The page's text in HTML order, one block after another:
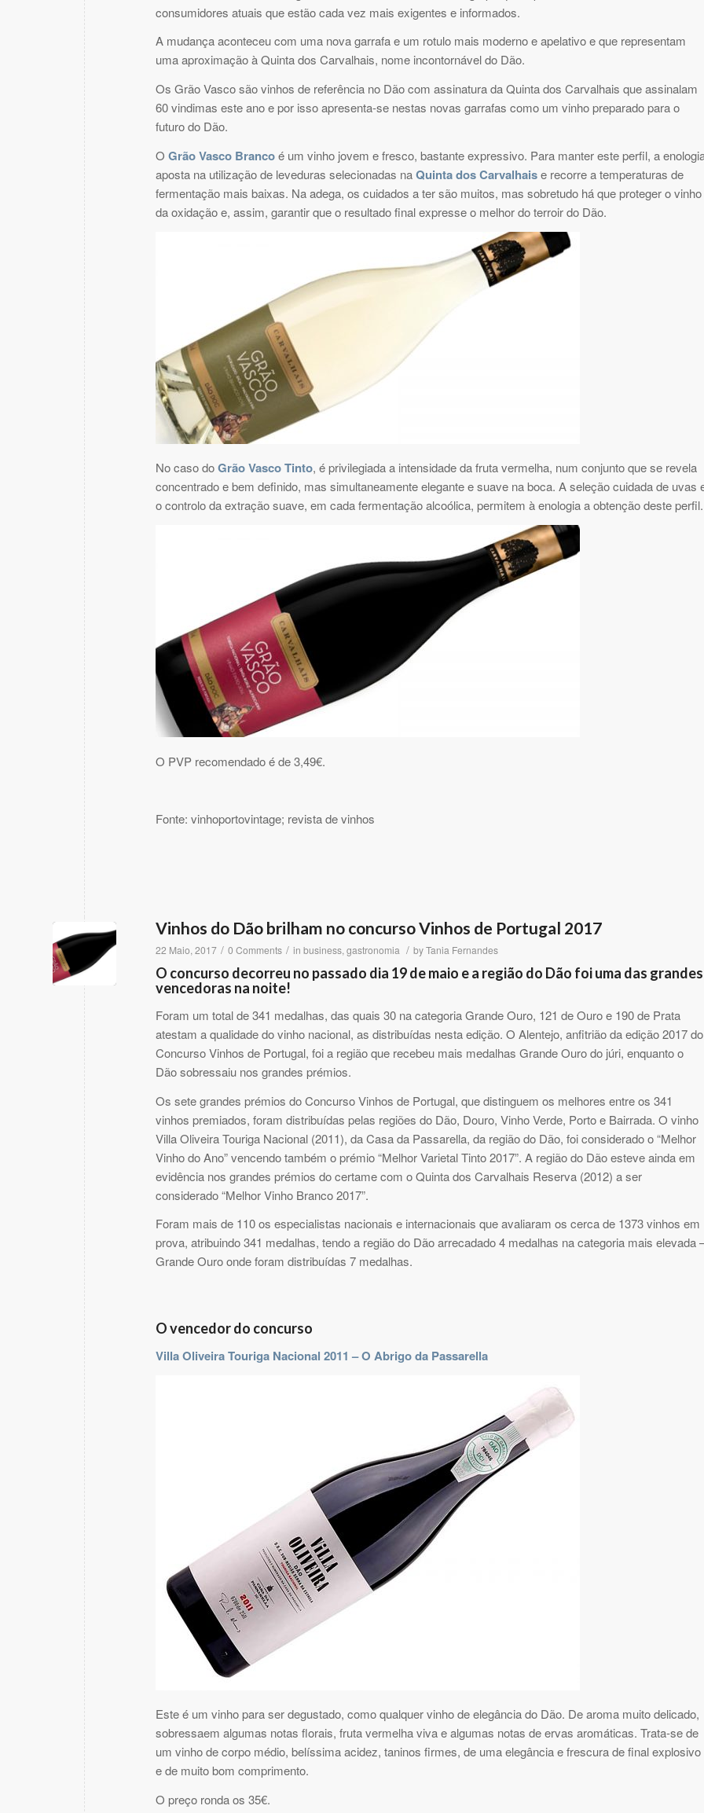
consumidores atuais que estão cada vez mais exigentes e informados.
A mudança aconteceu com uma nova garrafa e um rotulo mais moderno e apelativo e que representam
uma aproximação à Quinta dos Carvalhais, nome incontornável do Dão.
Os Grão Vasco são vinhos de referência no Dão com assinatura da Quinta dos Carvalhais que assinalam
60 vindimas este ano e por isso apresenta-se nestas novas garrafas como um vinho preparado para o
futuro do Dão.
O Grão Vasco Brancoé um vinho jovem e fresco, bastante expressivo. Para manter este perfil, a
aposta na utilização de leveduras selecionadas naQuinta dos Carvalhaise recorre a temperaturas de
fermentação mais baixas. Na adega, os cuidados a ter são muitos, mas sobretudo há que proteger o vinho
da oxidação e, assim, garantir que o resultado final expresse o melhor do terroir do Dão.
No caso doGrão Vasco Tinto, é privilegiada a intensidade da fruta vermelha, num conjunto que se revela
concentrado e bem definido, mas simultaneamente elegante e suave na boca. A seleção cuidada de uvas
o controlo da extração suave, em cada fermentação alcoólica, permitem à enologia a obtenção deste perfil.
O PVP recomendado é de 3,49€.
Fonte: vinhoportovintage; revista de vinhos
Vinhos do Dão brilham no concurso Vinhos de Portugal 2017
22 Maio, 2017 / 0 Comments / in business, gastronomia / byTania Fernandes
O concurso decorreu no passado dia 19 de maio e a região do Dão foi uma das grandes
vencedoras na noite!
Foram um total de 341 medalhas, das quais 30 na categoria Grande Ouro, 121 de Ouro e 190 de Prata
atestam a qualidade do vinho nacional, as distribuídas nesta edição. O Alentejo, anfitrião da edição 2017 do
Concurso Vinhos de Portugal, foi a região que recebeu mais medalhas Grande Ouro do júri, enquanto o
Dão sobressaiu nos grandes prémios.
Os sete grandes prémios do Concurso Vinhos de Portugal, que distinguem os melhores entre os 341
vinhos premiados, foram distribuídas pelas regiões do Dão, Douro, Vinho Verde, Porto e Bairrada. O vinho
Villa Oliveira Touriga Nacional (2011), da Casa da Passarella, da região do Dão, foi considerado o “Melhor
Vinho do Ano” vencendo também o prémio “Melhor Varietal Tinto 2017”. A região do Dão esteve ainda em
evidência nos grandes prémios do certame com o Quinta dos Carvalhais Reserva (2012) a ser
considerado “Melhor Vinho Branco 2017”.
Foram mais de 110 os especialistas nacionais e internacionais que avaliaram os cerca de 1373 vinhos em
prova, atribuindo 341 medalhas, tendo a região do Dão arrecadado 4 medalhas na categoria mais elevada
Grande Ouro onde foram distribuídas 7 medalhas.
O vencedor do concurso
Villa Oliveira Touriga Nacional 2011 – O Abrigo da Passarella
Este é um vinho para ser degustado, como qualquer vinho de elegância do Dão. De aroma muito delicado,
sobressaem algumas notas florais, fruta vermelha viva e algumas notas de ervas aromáticas. Trata-se de
um vinho de corpo médio, belíssima acidez, taninos firmes, de uma elegância e frescura de final explosivo
e de muito bom comprimento.
O preço ronda os 35€.